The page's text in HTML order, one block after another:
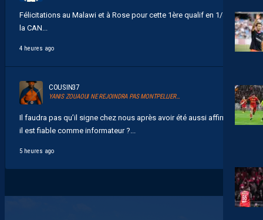
Félicitations au Malawi et à Rose pour cette 1ère qualif en 1/4 de
la CAN...
4 heures ago
COUSIN37
YANIS ZOUAOUI NE REJOINDRA PAS MONTPELLIER…
Il faudra pas qu’il signe chez nous après avoir été aussi affirmatif
il est fiable comme informateur ?...
5 heures ago